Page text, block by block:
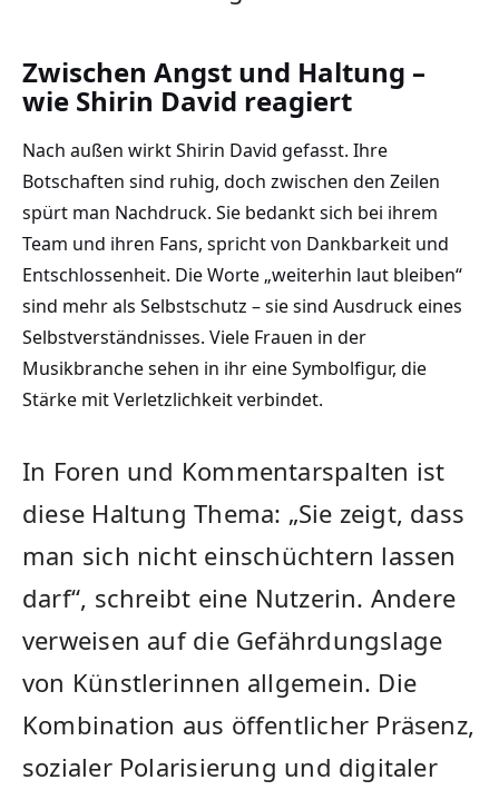
Zwischen Angst und Haltung –
wie Shirin David reagiert
Nach außen wirkt Shirin David gefasst. Ihre
Botschaften sind ruhig, doch zwischen den Zeilen
spürt man Nachdruck. Sie bedankt sich bei ihrem
Team und ihren Fans, spricht von Dankbarkeit und
Entschlossenheit. Die Worte „weiterhin laut bleiben“
sind mehr als Selbstschutz – sie sind Ausdruck eines
Selbstverständnisses. Viele Frauen in der
Musikbranche sehen in ihr eine Symbolfigur, die
Stärke mit Verletzlichkeit verbindet.
In Foren und Kommentarspalten ist
diese Haltung Thema: „Sie zeigt, dass
man sich nicht einschüchtern lassen
darf“, schreibt eine Nutzerin. Andere
verweisen auf die Gefährdungslage
von Künstlerinnen allgemein. Die
Kombination aus öffentlicher Präsenz,
sozialer Polarisierung und digitaler